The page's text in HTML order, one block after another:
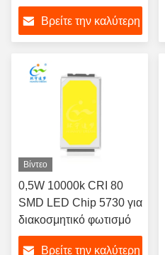
LED SMD 5730 Chip
RoHSΒρείτε την καλύτερη
Βίντεο
0,5W 10000k CRI 80
SMD LED Chip 5730 για
διακοσμητικό φωτισμό
Βρείτε την καλύτερη